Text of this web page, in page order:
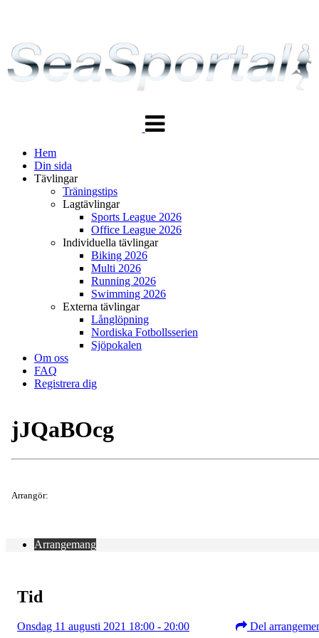
navigering
Hem
Din sida
Tävlingar
Träningstips
Lagtävlingar
Sports League 2026
Office League 2026
Individuella tävlingar
Biking 2026
Multi 2026
Running 2026
Swimming 2026
Externa tävlingar
Långlöpning
Nordiska Fotbollsserien
Sjöpokalen
Om oss
FAQ
Registrera dig
jJQaBOcg
Arrangör:
Arrangemang
Tid
Onsdag 11 augusti 2021 18:00 - 20:00 Del